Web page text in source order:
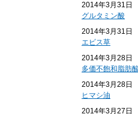
2014年3月31日
グルタミン酸
2014年3月31日
エビス草
2014年3月28日
多価不飽和脂肪
2014年3月28日
ヒマシ油
2014年3月27日